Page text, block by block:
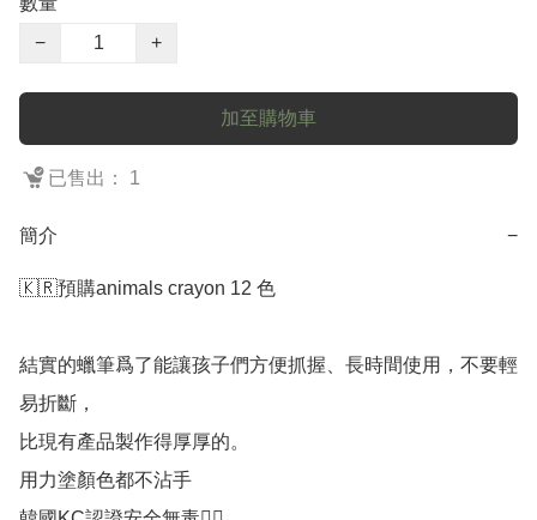
−
+
加至購物車
已售出： 1
簡介 −
🇰🇷預購animals crayon 12 色
結實的蠟筆爲了能讓孩子們方便抓握、長時間使用，不要輕
易折斷，
比現有產品製作得厚厚的。
用力塗顏色都不沾手